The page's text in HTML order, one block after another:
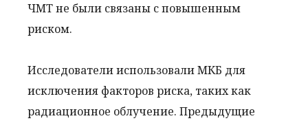
ЧМТ не были связаны с повышенным
риском.
Исследователи использовали МКБ для
исключения факторов риска, таких как
радиационное облучение. Предыдущие